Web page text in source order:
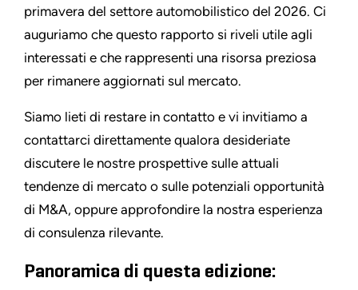
primavera del settore automobilistico del 2026. Ci
auguriamo che questo rapporto si riveli utile agli
interessati e che rappresenti una risorsa preziosa
per rimanere aggiornati sul mercato.
Siamo lieti di restare in contatto e vi invitiamo a
contattarci direttamente qualora desideriate
discutere le nostre prospettive sulle attuali
tendenze di mercato o sulle potenziali opportunità
di M&A, oppure approfondire la nostra esperienza
di consulenza rilevante.
Panoramica di questa edizione: